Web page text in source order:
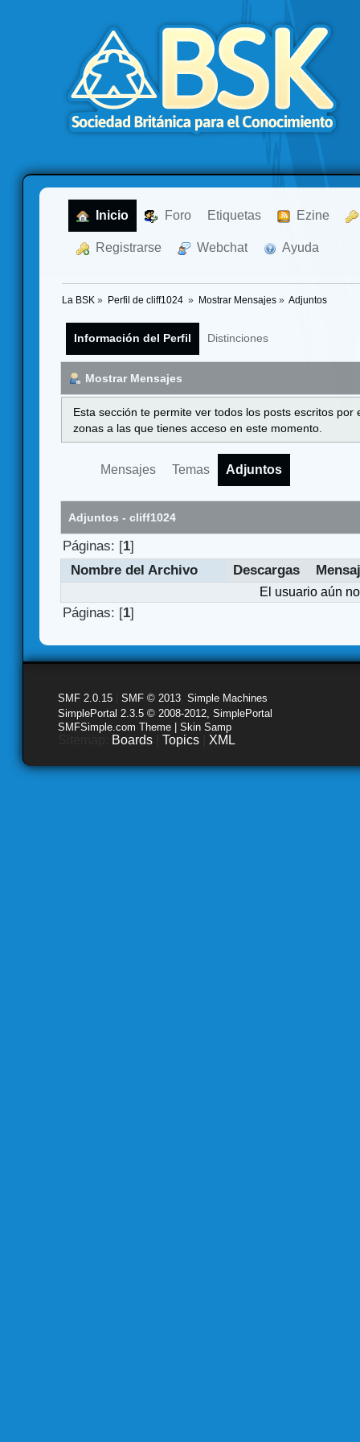
Inicio Foro Etiquetas Ezine
Registrarse Webchat Ayuda
La BSK » Perfil de cliff1024 » Mostrar Mensajes» Adjuntos
Información del Perfil Distinciones
Mostrar Mensajes
Esta sección te permite ver todos los posts escritos
zonas a las que tienes acceso en este momento.
Mensajes Temas Adjuntos
Adjuntos - cliff1024
Páginas: [1]
Nombre del Archivo
Descargas
El usuario aún
Páginas: [1]
SMF 2.0.15 SMF © 2013 Simple Machines
SimplePortal 2.3.5 © 2008-2012, SimplePortal
SMFSimple.com Theme | Skin Samp
Boards Topics XML